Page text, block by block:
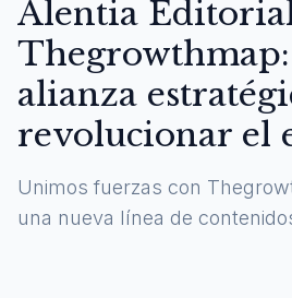
Alentia
alianza
revolucionar el
Unimos fuerzas con
una nueva línea de